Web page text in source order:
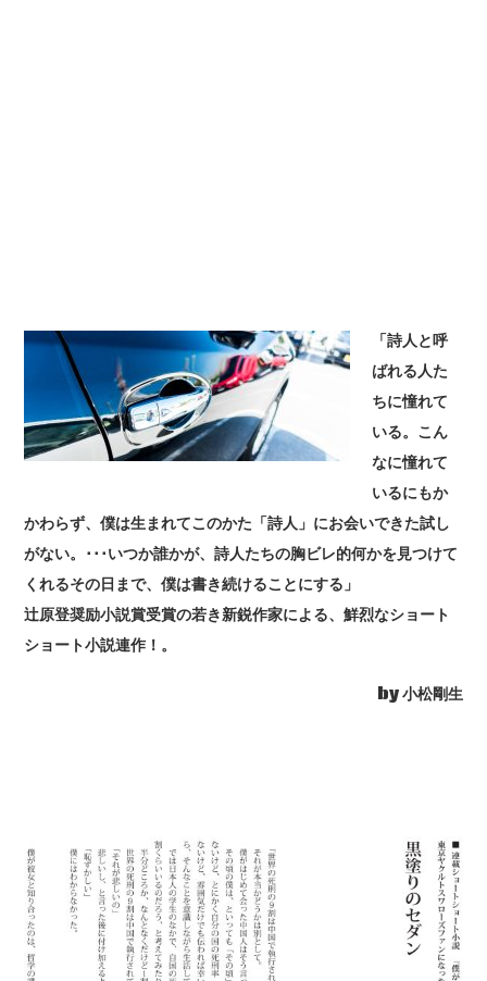
「詩人と呼
ばれる人た
ちに憧れて
いる。こん
なに憧れて
いるにもか
かわらず、僕は生まれてこのかた「詩人」にお会いできた試し
がない。･･･いつか誰かが、詩人たちの胸ビレ的何かを見つけて
くれるその日まで、僕は書き続けることにする」
辻原登奨励小説賞受賞の若き新鋭作家による、鮮烈なショート
ショート小説連作！。
by 小松剛生